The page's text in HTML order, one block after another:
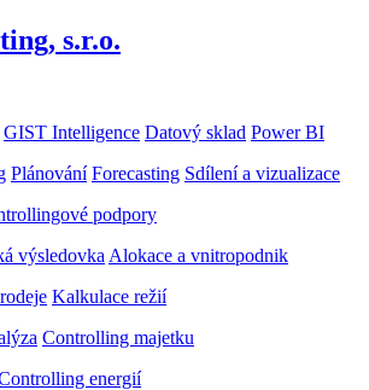
s.r.o.
GIST Intelligence Datový sklad Power BI
Plánování Forecasting Sdílení a vizualizace
podpory
výsledovka Alokace a vnitropodnik
Kalkulace režií
Controlling majetku
energií